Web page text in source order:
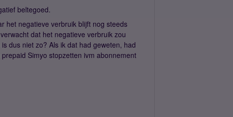
beltegoed.
het negatieve verbruik blijft nog steeds
dat het negatieve verbruik zou
dus niet zo? Als ik dat had geweten, had
Simyo stopzetten ivm abonnement